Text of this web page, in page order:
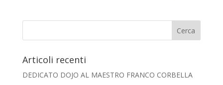
Articoli recenti
DEDICATO DOJO AL MAESTRO FRANCO CORBELLA